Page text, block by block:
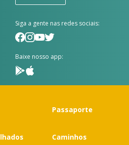
Siga a gente nas redes sociais:
Baixe nosso app:
Passaporte
Caminhos